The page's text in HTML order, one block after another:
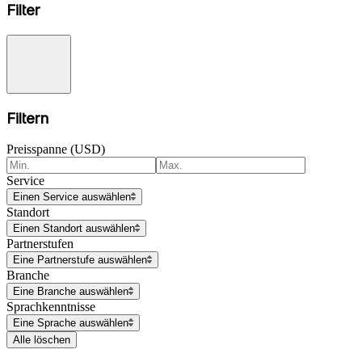
Filter
Filtern
Preisspanne (USD)
Service
Einen Service auswählen
Standort
Einen Standort auswählen
Partnerstufen
Eine Partnerstufe auswählen
Branche
Eine Branche auswählen
Sprachkenntnisse
Eine Sprache auswählen
Alle löschen